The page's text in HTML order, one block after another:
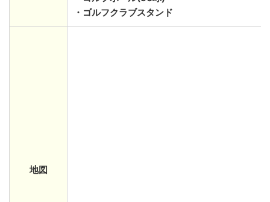
・ゴルフクラブスタンド
地図